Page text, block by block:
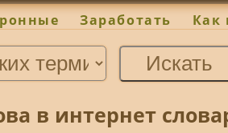
Заработать Как
в интернет